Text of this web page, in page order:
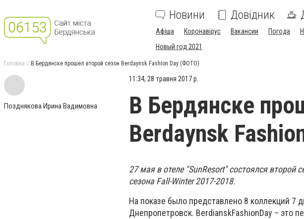
Новини Довідник
Афіша Коронавірус Вакансии Погода
Новый год 2021
Головна В Бердянске прошел второй сезон Berdaynsk Fashion Day (ФОТО)
Позднякова Ирина Вадимовна
11:34, 28 травня 2017 р.
В Бердянске
Berdaynsk
27 мая в отеле "SunResort"состоялся второй
сезонаFall-Winter2017-2018.
На показе было представлено 8 коллекций 7
Днепропетровск. BerdianskFashionDay – это